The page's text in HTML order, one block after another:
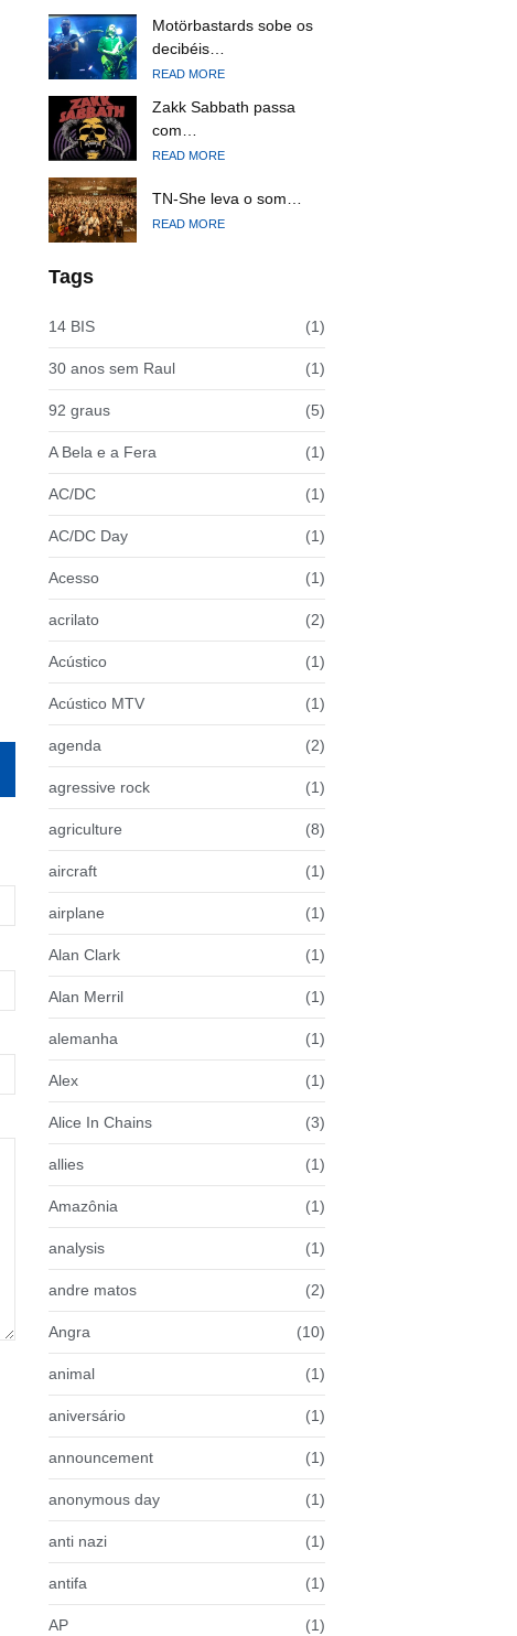
Motörbastards sobe os
decibéis…
READ MORE
Zakk Sabbath passa
com…
READ MORE
TN-She leva o som…
READ MORE
Tags
14 BIS (1)
30 anos sem Raul (1)
92 graus (5)
A Bela e a Fera (1)
AC/DC (1)
AC/DC Day (1)
Acesso (1)
acrilato (2)
Acústico (1)
Acústico MTV (1)
agenda (2)
agressive rock (1)
agriculture (8)
aircraft (1)
airplane (1)
Alan Clark (1)
Alan Merril (1)
alemanha (1)
Alex (1)
Alice In Chains (3)
allies (1)
Amazônia (1)
analysis (1)
andre matos (2)
Angra (10)
animal (1)
aniversário (1)
announcement (1)
anonymous day (1)
anti nazi (1)
antifa (1)
AP (1)